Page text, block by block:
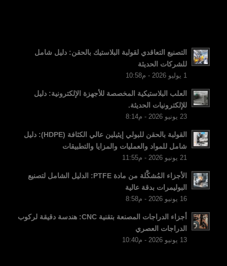
التصنيع التعاقدي لقولبة البلاستيك بالحقن: دليل شامل
للشركات الحديثة
1 يوليو 2026 - م10:58
العلب البلاستيكية المخصصة للأجهزة الإلكترونية: دليل
للإلكترونيات الحديثة.
23 يونيو 2026 - م8:14
القولبة بالحقن للبولي إيثيلين عالي الكثافة (HDPE): دليل
شامل للمواد والعمليات والمزايا والتطبيقات
21 يونيو 2026 - م11:55
الأجزاء المُشكَّلة من مادة PTFE: الدليل الشامل لتصنيع
البوليمرات بدقة عالية
16 يونيو 2026 - م8:58
أجزاء الدراجات المصنعة بتقنية CNC: هندسة دقيقة لركوب
الدراجات العصري
13 يونيو 2026 - م10:40
RU
JA
FI